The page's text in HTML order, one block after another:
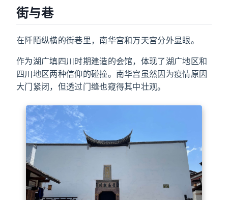
街与巷
在阡陌纵横的街巷里，南华宫和万天宫分外显眼。
作为湖广填四川时期建造的会馆，体现了湖广地区和
四川地区两种信仰的碰撞。南华宫虽然因为疫情原因
大门紧闭，但透过门缝也窥得其中壮观。